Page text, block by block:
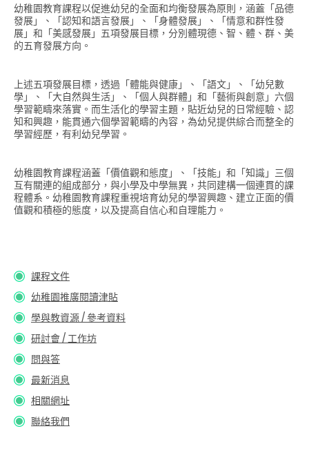
幼稚園教育課程以促進幼兒的全面和均衡發展為原則，涵蓋「品德
發展」、「認知和語言發展」、「身體發展」、「情意和群性發
展」和「美感發展」五項發展目標，分別體現德、智、體、群、美
的五育發展方向。
上述五項發展目標，透過「體能與健康」、「語文」、「幼兒數
學」、「大自然與生活」、「個人與群體」和「藝術與創意」六個
學習範疇來落實。而生活化的學習主題，貼近幼兒的日常經驗、認
知和興趣，能貫通六個學習範疇的內容，為幼兒提供綜合而整全的
學習經歷，有利幼兒學習。
幼稚園教育課程涵蓋「價值觀和態度」、「技能」和「知識」三個
互有關連的組成部分，與小學及中學無異，共同建構一個連貫的課
程體系。幼稚園教育課程重視培育幼兒的學習興趣、建立正面的價
值觀和積極的態度，以及提高自信心和自理能力。
課程文件
幼稚園推廣閱讀津貼
學與教資源 / 參考資料
研討會 / 工作坊
問與答
最新消息
相關網址
聯絡我們